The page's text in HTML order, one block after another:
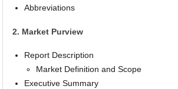
Abbreviations
2. Market Purview
Report Description
Market Definition and Scope
Executive Summary